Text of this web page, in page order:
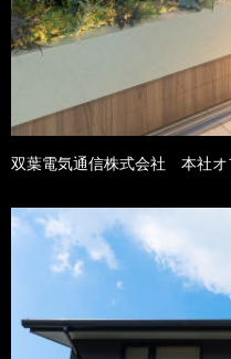
双葉電気通信株式会社 本社オ